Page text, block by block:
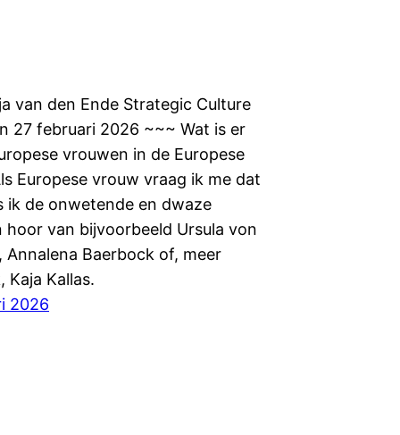
van den Ende Strategic Culture
27 februari 2026 ~~~ Wat is er
vrouwen in de Europese
Europese vrouw vraag ik me dat
ik de onwetende en dwaze
hoor van bijvoorbeeld Ursula von
Annalena Baerbock of, meer
Kaja Kallas.
2026